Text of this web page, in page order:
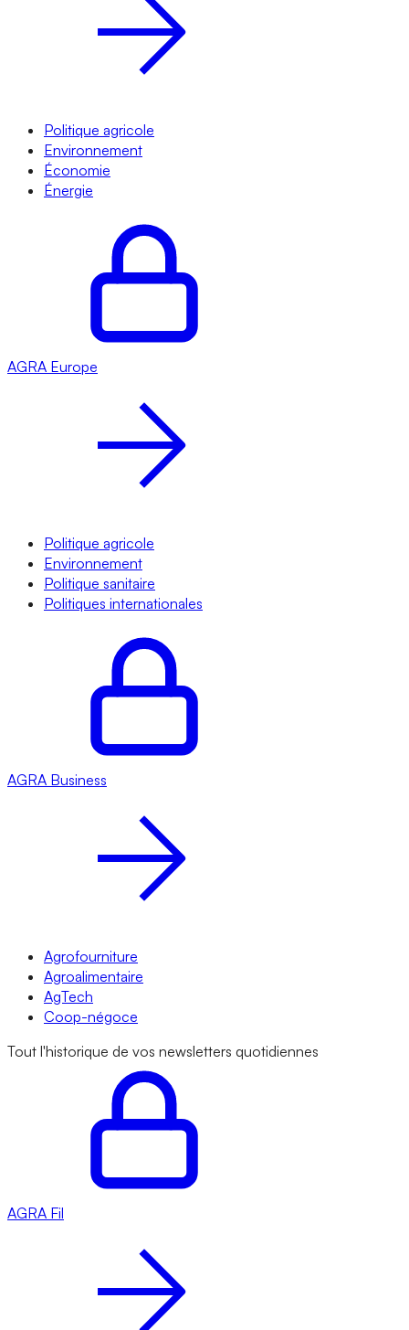
Politique agricole
Environnement
Économie
Énergie
AGRA Europe
Politique agricole
Environnement
Politique sanitaire
Politiques internationales
AGRA Business
Agrofourniture
Agroalimentaire
AgTech
Coop-négoce
Tout l'historique de vos newsletters quotidiennes
AGRA Fil